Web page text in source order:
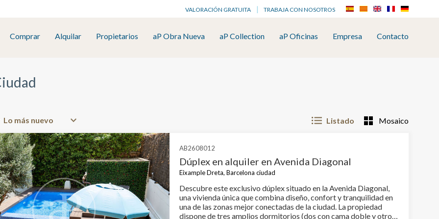
VALORACIÓN GRATUITA TRABAJA CON NOSOTROS
Comprar Alquilar Propietarios aP Obra Nueva aP Collection aP Oficinas Empresa Contacto
Listado Mosaico
AB2608012
Dúplex en alquiler en Avenida Diagonal
Eixample Dreta, Barcelona ciudad
Descubre este exclusivo dúplex situado en la Avenida Diagonal,
una vivienda única que combina diseño, confort y tranquilidad en
una de las zonas mejor conectadas de la ciudad. La propiedad
dispone de tres amplios dormitorios (dos con cama doble y otro